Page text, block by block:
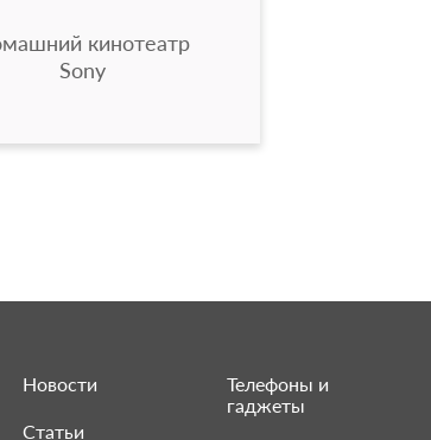
кинотеатр
Sony
Новости
Статьи
Телефоны и
гаджеты